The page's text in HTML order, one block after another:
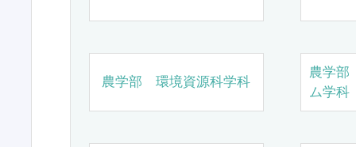
農学部 環境資源科学科
農学
ム学科